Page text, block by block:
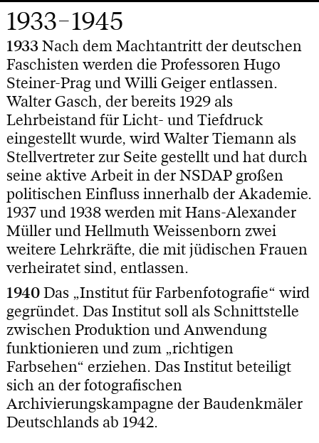
1933–1945
1933Nach dem Machtantritt der deutschen
Faschisten werden die Professoren Hugo
Steiner-Prag und Willi Geiger entlassen.
Walter Gasch, der bereits 1929 als
Lehrbeistand für Licht- und Tiefdruck
eingestellt wurde, wird Walter Tiemann als
Stellvertreter zur Seite gestellt und hat durch
seine aktive Arbeit in der NSDAP großen
politischen Einfluss innerhalb der Akademie.
1937 und 1938 werden mit Hans-Alexander
Müller und Hellmuth Weissenborn zwei
weitere Lehrkräfte, die mit jüdischen Frauen
verheiratet sind, entlassen.
1940Das „Institut für Farbenfotografie“ wird
gegründet. Das Institut soll als Schnittstelle
zwischen Produktion und Anwendung
funktionieren und zum „richtigen
Farbsehen“ erziehen. Das Institut beteiligt
sich an der fotografischen
Archivierungskampagne der Baudenkmäler
Deutschlands ab 1942.